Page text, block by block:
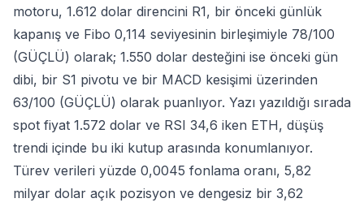
motoru, 1.612 dolar direncini R1, bir önceki günlük
kapanış ve Fibo 0,114 seviyesinin birleşimiyle 78/100
(GÜÇLÜ) olarak; 1.550 dolar desteğini ise önceki gün
dibi, bir S1 pivotu ve bir MACD kesişimi üzerinden
63/100 (GÜÇLÜ) olarak puanlıyor. Yazı yazıldığı sırada
spot fiyat 1.572 dolar ve RSI 34,6 iken ETH, düşüş
trendi içinde bu iki kutup arasında konumlanıyor.
Türev verileri yüzde 0,0045 fonlama oranı, 5,82
milyar dolar açık pozisyon ve dengesiz bir 3,62